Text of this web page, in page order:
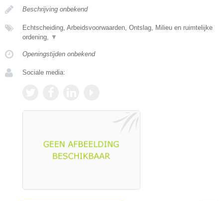
Beschrijving onbekend
Echtscheiding, Arbeidsvoorwaarden, Ontslag, Milieu en ruimtelijke
ordening, ▼
Openingstijden onbekend
Sociale media: